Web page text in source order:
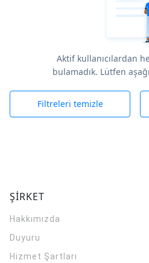
Aktif kullanıcılardan
bulamadık. Lütfen
Filtreleri temizle
ŞİRKET
Hakkımızda
Duyuru
Hizmet Şartları